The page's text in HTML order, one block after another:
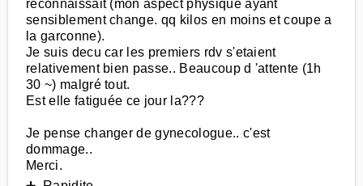
reconnaissait (mon aspect physique ayant
sensiblement change. qq kilos en moins et coupe a
la garconne).
Je suis decu car les premiers rdv s'etaient
relativement bien passe.. Beaucoup d 'attente (1h
30 ~) malgré tout.
Est elle fatiguée ce jour la???
Je pense changer de gynecologue.. c'est
dommage..
Merci.